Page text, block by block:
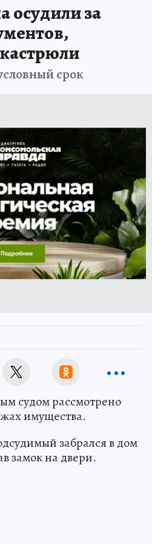
осудили за
срок
судом рассмотрено
имущества.
забрался в дом
замок на двери.